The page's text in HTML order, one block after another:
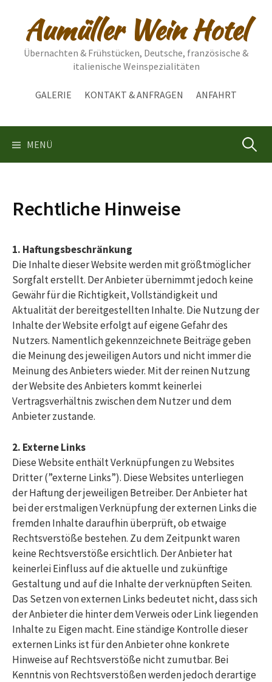
Aumüller Wein Hotel
Übernachten & Frühstücken, Deutsche, französische &
italienische Weinspezialitäten
GALERIE KONTAKT & ANFRAGEN ANFAHRT
MENÜ Suchen
Rechtliche Hinweise
1. Haftungsbeschränkung
Die Inhalte dieser Website werden mit größtmöglicher
Sorgfalt erstellt. Der Anbieter übernimmt jedoch keine
Gewähr für die Richtigkeit, Vollständigkeit und
Aktualität der bereitgestellten Inhalte. Die Nutzung der
Inhalte der Website erfolgt auf eigene Gefahr des
Nutzers. Namentlich gekennzeichnete Beiträge geben
die Meinung des jeweiligen Autors und nicht immer die
Meinung des Anbieters wieder. Mit der reinen Nutzung
der Website des Anbieters kommt keinerlei
Vertragsverhältnis zwischen dem Nutzer und dem
Anbieter zustande.
2. Externe Links
Diese Website enthält Verknüpfungen zu Websites
Dritter (”externe Links”). Diese Websites unterliegen
der Haftung der jeweiligen Betreiber. Der Anbieter hat
bei der erstmaligen Verknüpfung der externen Links die
fremden Inhalte daraufhin überprüft, ob etwaige
Rechtsverstöße bestehen. Zu dem Zeitpunkt waren
keine Rechtsverstöße ersichtlich. Der Anbieter hat
keinerlei Einfluss auf die aktuelle und zukünftige
Gestaltung und auf die Inhalte der verknüpften Seiten.
Das Setzen von externen Links bedeutet nicht, dass sich
der Anbieter die hinter dem Verweis oder Link liegenden
Inhalte zu Eigen macht. Eine ständige Kontrolle dieser
externen Links ist für den Anbieter ohne konkrete
Hinweise auf Rechtsverstöße nicht zumutbar. Bei
Kenntnis von Rechtsverstößen werden jedoch derartige